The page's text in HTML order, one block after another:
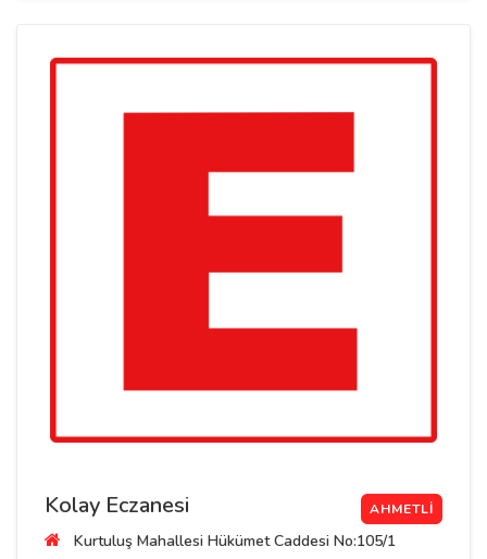
Kolay Eczanesi AHMETLI
Kurtuluş Mahallesi Hükümet Caddesi No:105/1